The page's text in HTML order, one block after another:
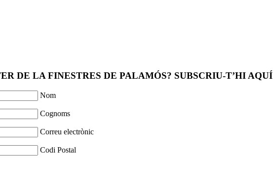
DE LA FINESTRES DE PALAMÓS? SUBSCRIU-T’HI AQUÍ
Nom
Cognoms
Correu electrònic
Codi Postal